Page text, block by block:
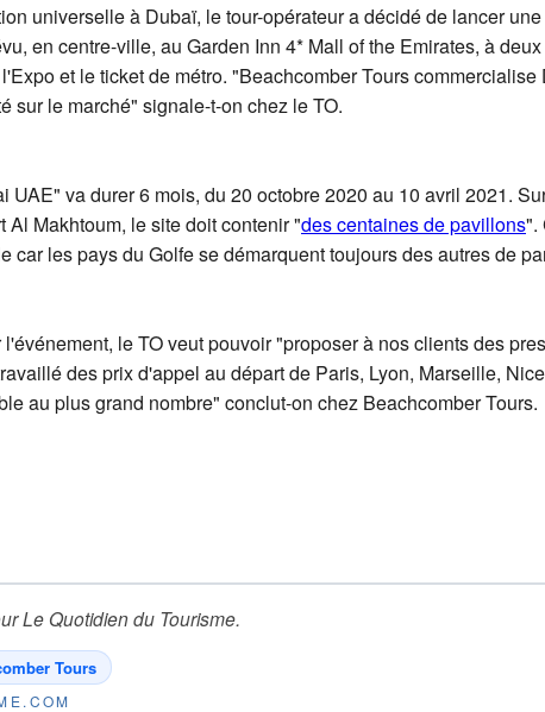
universelle à Dubaï, le tour-opérateur a décidé de lancer
en centre-ville, au Garden Inn 4* Mall of the Emirates, à
et le ticket de métro. "Beachcomber Tours
sur le marché" signale-t-on chez le TO.
va durer 6 mois, du 20 octobre 2020 au 10 avril 2021.
Makhtoum, le site doit contenir "des centaines de pavillons".
car les pays du Golfe se démarquent toujours des autres de
le TO veut pouvoir "proposer à nos clients des
des prix d'appel au départ de Paris, Lyon, Marseille,
au plus grand nombre" conclut-on chez Beachcomber Tours.
Le Quotidien du Tourisme.
Tours